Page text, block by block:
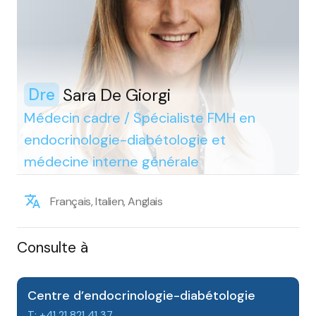
Dre Sara De Giorgi
Médecin cadre / Spécialiste FMH en
endocrinologie-diabétologie et
médecine interne générale
Français, Italien, Anglais
Consulte à
Centre d’endocrinologie-diabétologie